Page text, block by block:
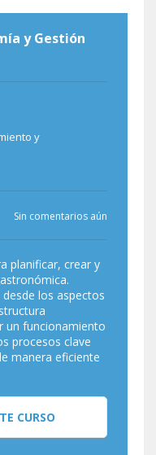
y Gestión
y
Sin comentarios aún
planificar, crear y
los aspectos
un funcionamiento
procesos clave
manera eficiente
CURSO